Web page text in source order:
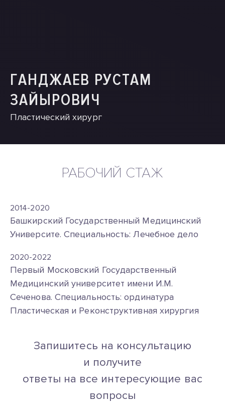
ГАНДЖАЕВ РУСТАМ
ЗАЙЫРОВИЧ
Пластический хирург
РАБОЧИЙ СТАЖ
2014-2020
Башкирский Государственный Медицинский
Университе. Специальность: Лечебное дело
2020-2022
Первый Московский Государственный
Медицинский университет имени И.М.
Сеченова. Специальность: ординатура
Пластическая и Реконструктивная хирургия
Запишитесь на консультацию
и получите
ответы на все интересующие вас
вопросы